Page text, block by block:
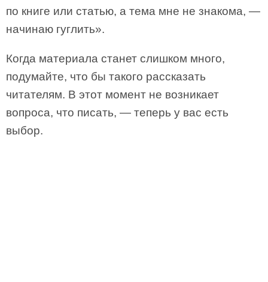
по книге или статью, а тема мне не знакома, —
начинаю гуглить».
Когда материала станет слишком много,
подумайте, что бы такого рассказать
читателям. В этот момент не возникает
вопроса, что писать, — теперь у вас есть
выбор.